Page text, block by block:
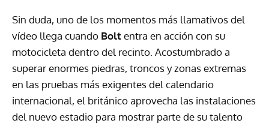
Sin duda, uno de los momentos más llamativos del
vídeo llega cuando Boltentra en acción con su
motocicleta dentro del recinto. Acostumbrado a
superar enormes piedras, troncos y zonas extremas
en las pruebas más exigentes del calendario
internacional, el británico aprovecha las instalaciones
del nuevo estadio para mostrar parte de su talento